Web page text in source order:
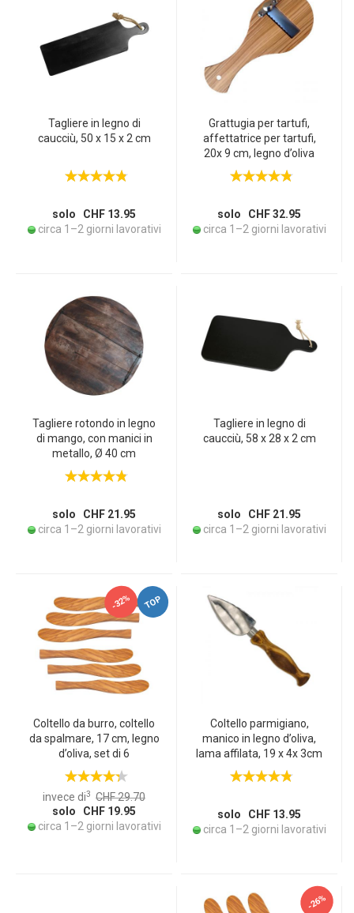
Tagliere in legno di
caucciù, 50 x 15 x 2 cm
solo CHF 13.95
circa 1–2 giorni lavorativi
Grattugia per tartufi,
affettatrice per tartufi,
20x 9 cm, legno d’oliva
solo CHF 32.95
circa 1–2 giorni lavorativi
Tagliere rotondo in legno
di mango, con manici in
metallo, Ø 40 cm
solo CHF 21.95
circa 1–2 giorni lavorativi
Tagliere in legno di
caucciù, 58 x 28 x 2 cm
solo CHF 21.95
circa 1–2 giorni lavorativi
-32% TOP
Coltello da burro, coltello
da spalmare, 17 cm, legno
d’oliva, set di 6
invece di3 CHF 29.70
solo CHF 19.95
circa 1–2 giorni lavorativi
Coltello parmigiano,
manico in legno d’oliva,
lama affilata, 19 x 4x 3cm
solo CHF 13.95
circa 1–2 giorni lavorativi
-26%